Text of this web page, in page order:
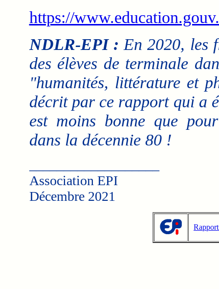
https://
NDLR-EPI : En 2020, les
des élèves de terminale
"humanités, littérature et
décrit par ce rapport qui a
est moins bonne que
dans la décennie 80 !
Association EPI
Décembre 2021